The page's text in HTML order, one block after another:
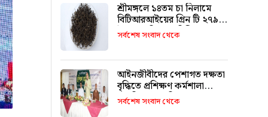
শ্রীমঙ্গলে ১৪তম চা নিলামে
বিটিআরআইয়ের গ্রিন টি ২৭৯০
টাকা কেজি দরে বিক্রি
সর্বশেষ সংবাদ থেকে
আইনজীবীদের পেশাগত দক্ষতা
বৃদ্ধিতে প্রশিক্ষণ কর্মশালা
অপরিহার্য: এমপি এমরান
আহমদ চৌধুরী
সর্বশেষ সংবাদ থেকে